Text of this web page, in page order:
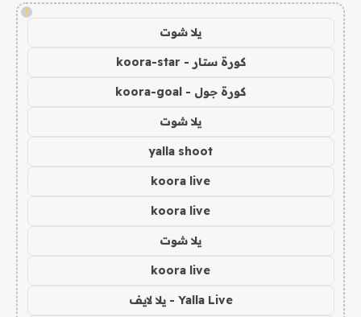
!
يلا شوت
كورة ستار - koora-star
كورة جول - koora-goal
يلا شوت
yalla shoot
koora live
koora live
يلا شوت
koora live
Yalla Live - يلا لايف